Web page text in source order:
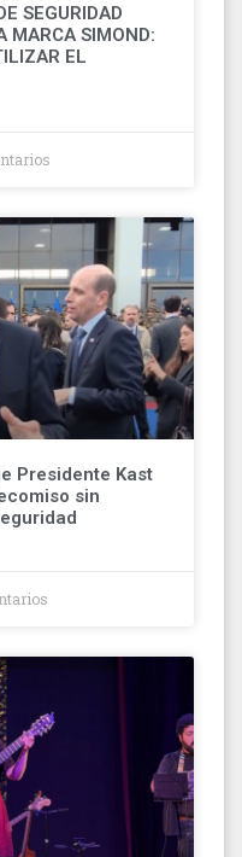
SEGURIDAD
MARCA SIMOND:
EL
Presidente Kast
sin